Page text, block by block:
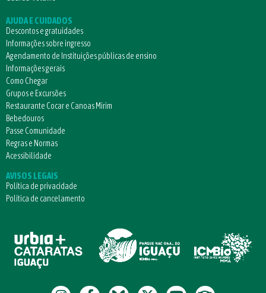
AJUDA E CUIDADOS
Descontos e gratuidades
Informações sobre ingresso
Agendamento de Instituições públicas de ensino
Informações gerais
Como Chegar
Grupos e Excursões
Restaurante Cocar e Canoas Mirim
Bebedouros
Passe Comunidade
Regras e Normas
Acessibilidade
AVISOS LEGAIS
Política de privacidade
Política de cancelamento